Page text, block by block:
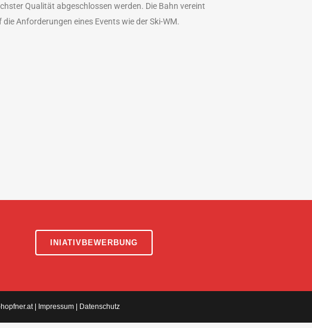
Qualität abgeschlossen werden. Die Bahn vereint
Anforderungen eines Events wie der Ski-WM.
INIATIVBEWERBUNG
Impressum Datenschutz